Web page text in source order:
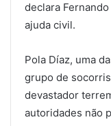
declara
ajuda civil.
Pola Díaz, uma
grupo de
devastador
autoridades não